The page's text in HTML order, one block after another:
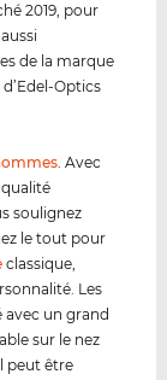
2019, pour
de la marque
Optics
. Avec
soulignez
le tout pour
classique,
Les
un grand
sur le nez
peut être